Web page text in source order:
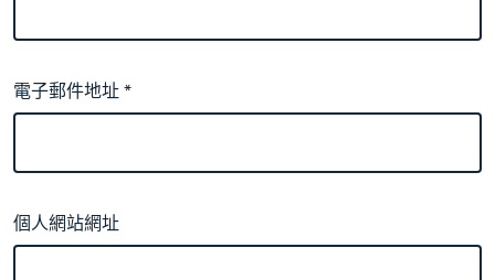
電子郵件地址*
個人網站網址